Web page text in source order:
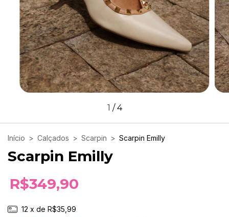
1 /4
Início > Calçados > Scarpin > Scarpin Emilly
Scarpin Emilly
R$349,90
12 x de R$35,99